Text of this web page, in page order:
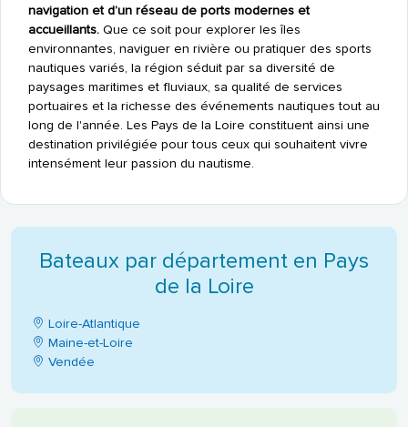
navigation et d’un réseau de ports modernes et
accueillants.Que ce soit pour explorer les îles
environnantes, naviguer en rivière ou pratiquer des sports
nautiques variés, la région séduit par sa diversité de
paysages maritimes et fluviaux, sa qualité de services
portuaires et la richesse des événements nautiques tout au
long de l'année. Les Pays de la Loire constituent ainsi une
destination privilégiée pour tous ceux qui souhaitent vivre
intensément leur passion du nautisme.
Bateaux par département en Pays
de la Loire
Loire-Atlantique
Maine-et-Loire
Vendée